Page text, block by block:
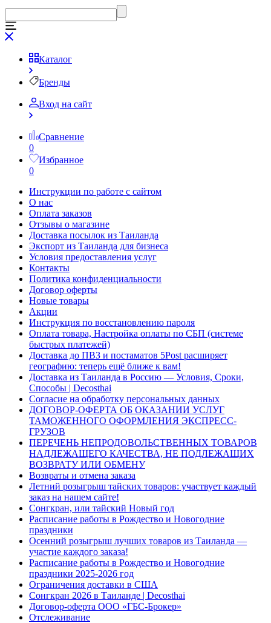
Каталог
Бренды
Вход на сайт
Сравнение
0
Избранное
0
Инструкции по работе с сайтом
О нас
Оплата заказов
Отзывы о магазине
Доставка посылок из Таиланда
Экспорт из Таиланда для бизнеса
Условия предоставления услуг
Контакты
Политика конфиденциальности
Договор оферты
Новые товары
Акции
Инструкция по восстановлению пароля
Оплата товара, Настройка оплаты по СБП (системе
быстрых платежей)
Доставка до ПВЗ и постаматов 5Post расширяет
географию: теперь ещё ближе к вам!
Доставка из Таиланда в Россию — Условия, Сроки,
Способы | Decosthai
Согласие на обработку персональных данных
ДОГОВОР-ОФЕРТА ОБ ОКАЗАНИИ УСЛУГ
ТАМОЖЕННОГО ОФОРМЛЕНИЯ ЭКСПРЕСС-
ГРУЗОВ
ПЕРЕЧЕНЬ НЕПРОДОВОЛЬСТВЕННЫХ ТОВАРОВ
НАДЛЕЖАЩЕГО КАЧЕСТВА, НЕ ПОДЛЕЖАЩИХ
ВОЗВРАТУ ИЛИ ОБМЕНУ
Возвраты и отмена заказа
Летний розыгрыш тайских товаров: участвует каждый
заказ на нашем сайте!
Сонгкран, или тайский Новый год
Расписание работы в Рождество и Новогодние
праздники
Осенний розыгрыш лучших товаров из Таиланда —
участие каждого заказа!
Расписание работы в Рождество и Новогодние
праздники 2025-2026 год
Ограничения доставки в США
Сонгкран 2026 в Таиланде | Decosthai
Договор-оферта ООО «ГБС-Брокер»
Отслеживание